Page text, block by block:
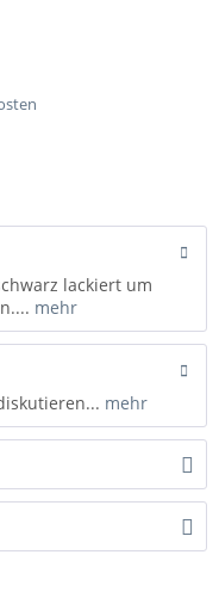
lackiert um
mehr
mehr